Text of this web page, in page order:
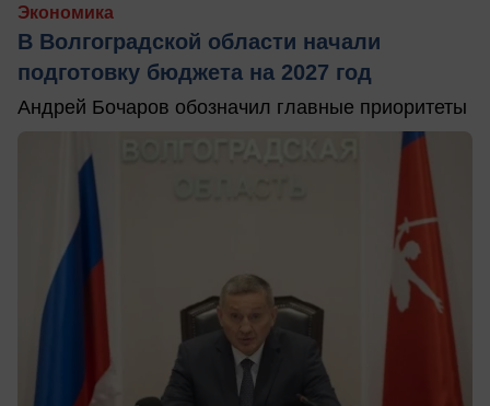
Экономика
В Волгоградской области начали
подготовку бюджета на 2027 год
Андрей Бочаров обозначил главные приоритеты